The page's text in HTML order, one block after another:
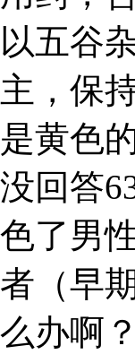
以五谷
主，保
是黄色
没回答
色了男
者（早
么办啊